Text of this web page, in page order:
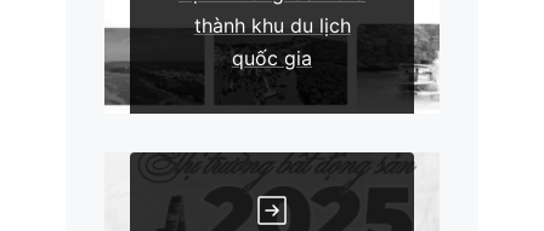
thành khu du lịch
quốc gia